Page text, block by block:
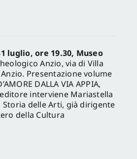
luglio, ore 19.30, Museo
Anzio, via di Villa
Anzio. Presentazione volume
DALLA VIA APPIA,
interviene Mariastella
Storia delle Arti, già dirigente
della Cultura